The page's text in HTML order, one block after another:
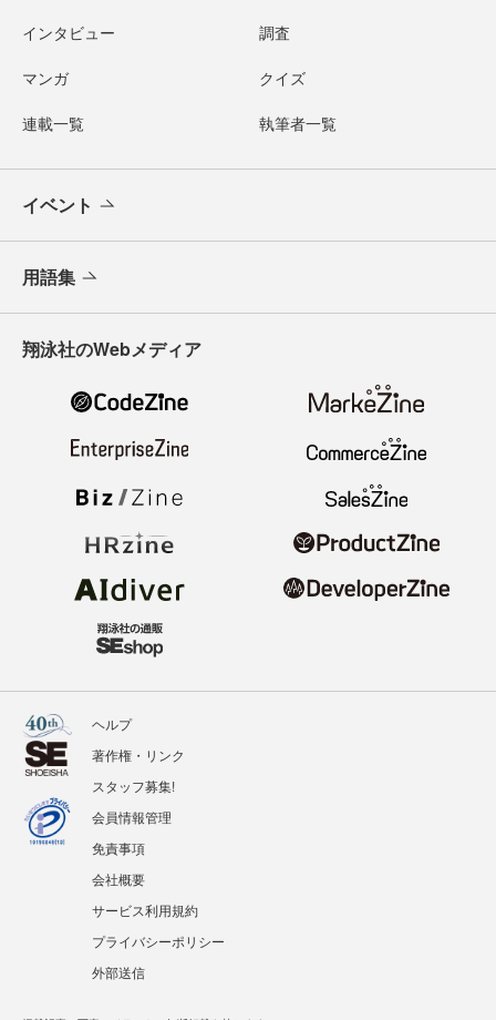
インタビュー 調査
マンガ クイズ
連載一覧 執筆者一覧
イベント
用語集
翔泳社のWebメディア
ヘルプ
著作権・リンク
スタッフ募集!
会員情報管理
免責事項
会社概要
サービス利用規約
プライバシーポリシー
外部送信